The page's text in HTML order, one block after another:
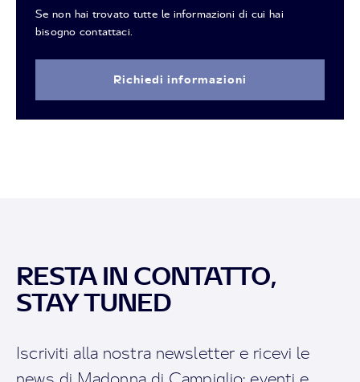
Se non hai trovato tutte le informazioni di cui hai
bisogno contattaci.
Richiedi informazioni
RESTA IN CONTATTO,
STAY TUNED
Iscriviti alla nostra newsletter e ricevi le